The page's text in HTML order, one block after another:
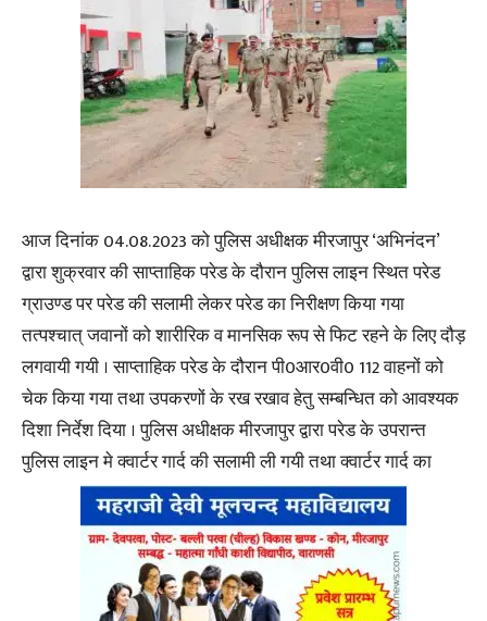
आज दिनांक 04.08.2023 को पुलिस अधीक्षक मीरजापुर ‘अभिनंदन’
द्वारा शुक्रवार की साप्ताहिक परेड के दौरान पुलिस लाइन स्थित परेड
ग्राउण्ड पर परेड की सलामी लेकर परेड का निरीक्षण किया गया
तत्पश्चात् जवानों को शारीरिक व मानसिक रूप से फिट रहने के लिए दौड़
लगवायी गयी । साप्ताहिक परेड के दौरान पी0आर0वी0 112 वाहनों को
चेक किया गया तथा उपकरणों के रख रखाव हेतु सम्बन्धित को आवश्यक
दिशा निर्देश दिया । पुलिस अधीक्षक मीरजापुर द्वारा परेड के उपरान्त
पुलिस लाइन मे क्वार्टर गार्द की सलामी ली गयी तथा क्वार्टर गार्द का